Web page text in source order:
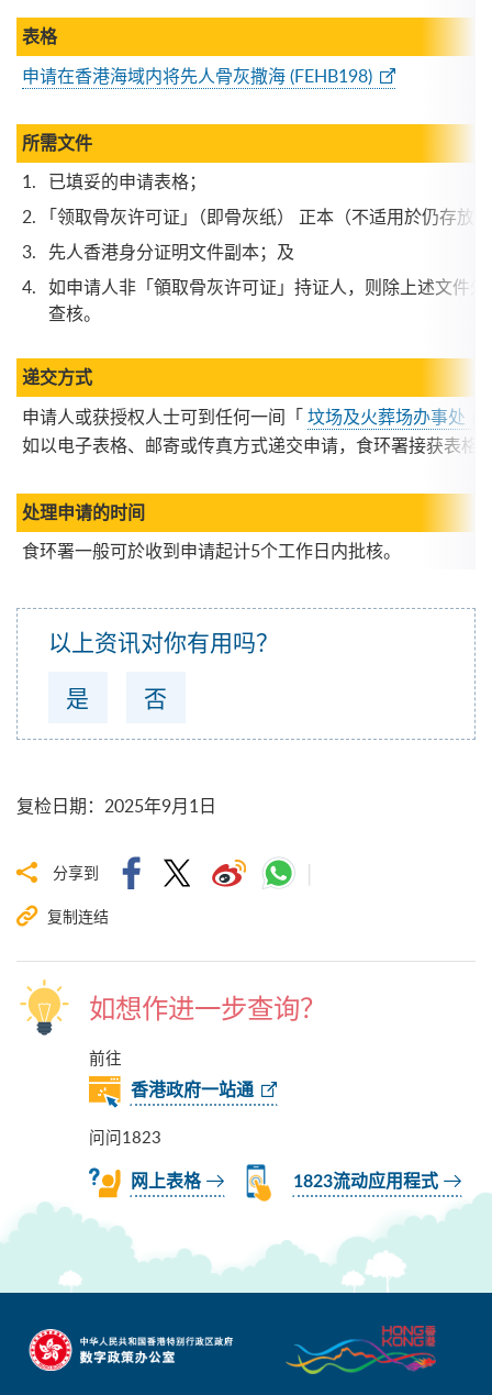
表格
申请在香港海域内将先人骨灰撒海 (FEHB198)
所需文件
已填妥的申请表格；
｢领取骨灰许可证｣（即骨灰纸） 正本（不适用於仍存放
先人香港身分证明文件副本；及
如申请人非「領取骨灰许可证」持证人，则除上述文件
查核。
递交方式
申请人或获授权人士可到任何一间「坟场及火葬场办事处
如以电子表格、邮寄或传真方式递交申请，食环署接获表
处理申请的时间
食环署一般可於收到申请起计5个工作日内批核。
以上资讯对你有用吗？
是
否
复检日期： 2025年9月1日
分享到
复制连结
如想作进一步查询？
前往
香港政府一站通
问问1823
网上表格 1823流动应用程式